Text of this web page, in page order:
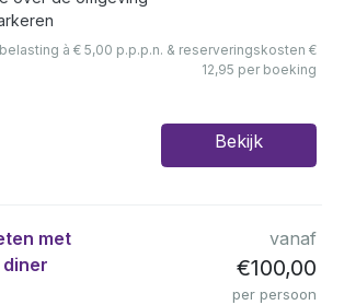
à € 5,00 p.p.p.n. & reserveringskosten €
12,95 per boeking
Bekijk
met
vanaf
€100,00
per persoon